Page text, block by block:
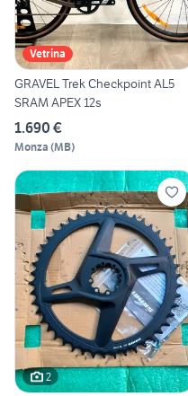
Vetrina
GRAVEL Trek Checkpoint AL5
SRAM APEX 12s
1.690 €
Monza (MB)
2